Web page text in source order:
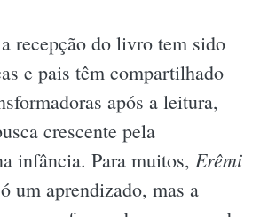
recepção do livro tem sido
e pais têm compartilhado
após a leitura,
crescente pela
infância. Para muitos, Erêmi
um aprendizado, mas a